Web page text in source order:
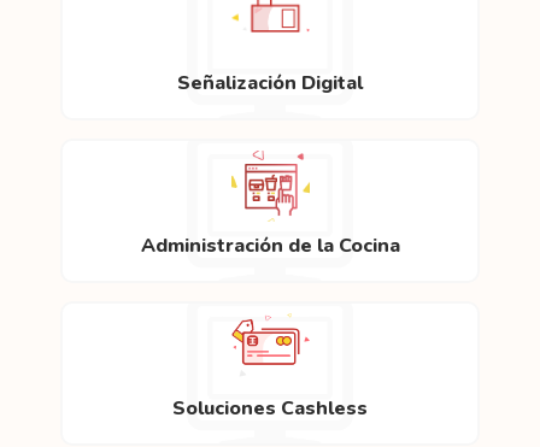
Señalización Digital
Administración de la Cocina
Soluciones Cashless